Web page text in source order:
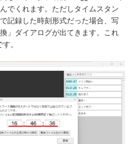
でくれます。ただしタイムスタン
記録した時刻形式だった場合、写
」ダイアログが出てきます。これ
。